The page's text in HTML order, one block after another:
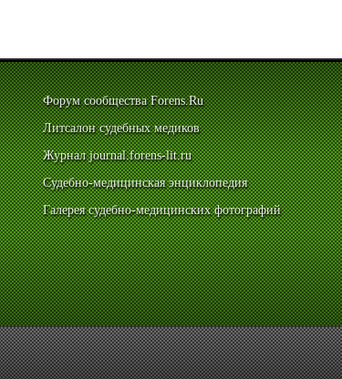
Форум сообщества Forens.Ru
Литсалон судебных медиков
Журнал journal.forens-lit.ru
Судебно-медицинская энциклопедия
Галерея судебно-медицинских фотографий